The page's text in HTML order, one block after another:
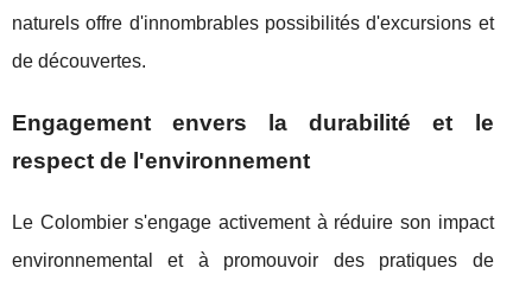
naturels offre d'innombrables possibilités d'excursions et
de découvertes.
Engagement envers la durabilité et le
respect de l'environnement
Le Colombier s'engage activement à réduire son impact
environnemental et à promouvoir des pratiques de